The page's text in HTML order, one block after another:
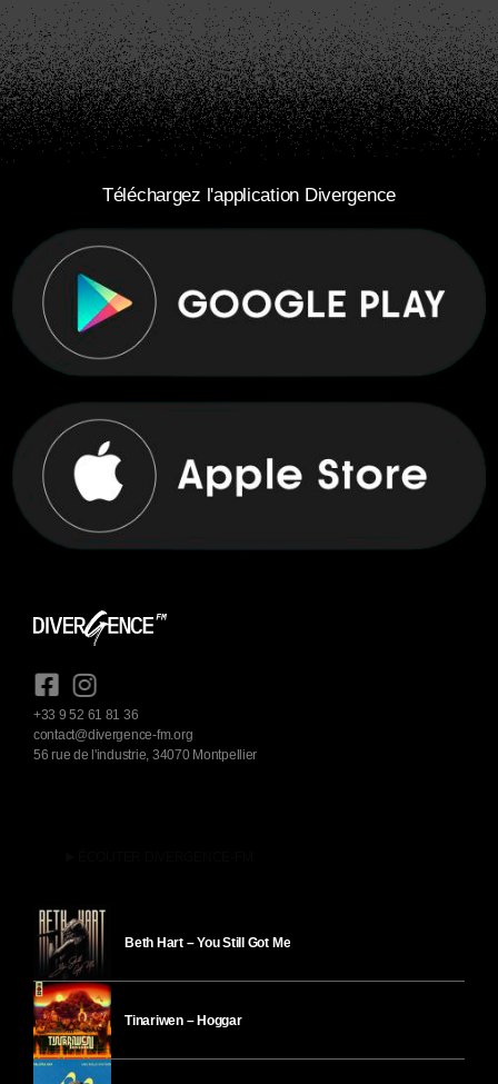
Téléchargez l'application Divergence
+33 9 52 61 81 36
contact@divergence-fm.org
56 rue de l'industrie, 34070 Montpellier
Beth Hart – You Still Got Me
Tinariwen – Hoggar